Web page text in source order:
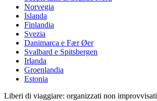
Norvegia
Islanda
Finlandia
Svezia
Danimarca e Fær Øer
Svalbard e Spitsbergen
Irlanda
Groenlandia
Estonia
Liberi di viaggiare: organizzati non improvvisati